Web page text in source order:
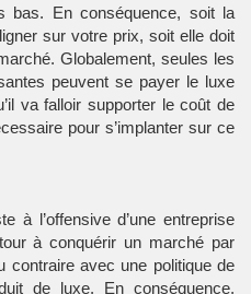
bas. En conséquence, soit la
sur votre prix, soit elle doit
Globalement, seules les
peuvent se payer le luxe
va falloir supporter le coût de
pour s’implanter sur ce
à l’offensive d’une entreprise
à conquérir un marché par
contraire avec une politique de
de luxe. En conséquence,